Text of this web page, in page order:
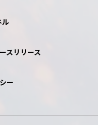
ル
スリリース
ー